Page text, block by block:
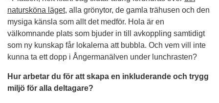
natursköna läget, alla grönytor, de gamla trähusen och den
mysiga känsla som allt det medför. Hola är en
välkomnande plats som bjuder in till avkoppling samtidigt
som ny kunskap får lokalerna att bubbla. Och vem vill inte
kunna ta ett dopp i Ångermanälven under lunchrasten?
Hur arbetar du för att skapa en inkluderande och trygg
miljö för alla deltagare?